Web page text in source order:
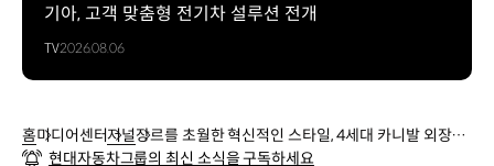
기아, 고객 맞춤형 전기차 설루션 전개
TV2026.08.06
홈미디어센터저널장르를 초월한 혁신적인 스타일, 4세대 카니발 외장·
내장·컬러 디자이너의 이야기를 들어봤다
현대자동차그룹의 최신 소식을 구독하세요